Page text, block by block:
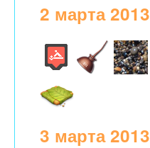
2 марта 2013
3 марта 2013